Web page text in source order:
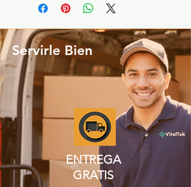
Servirle Bien
ENTREGA
GRATIS